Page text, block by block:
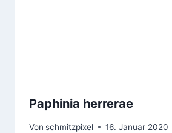
Paphinia herrerae
Von schmitzpixel 16. Januar 2020